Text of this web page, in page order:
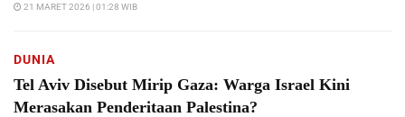
21 MARET 2026 | 01:28 WIB
DUNIA
Tel Aviv Disebut Mirip Gaza: Warga Israel Kini
Merasakan Penderitaan Palestina?